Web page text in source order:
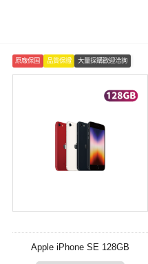
原廠保固 品質保證 大量採購歡迎洽詢
Apple iPhone SE 128GB